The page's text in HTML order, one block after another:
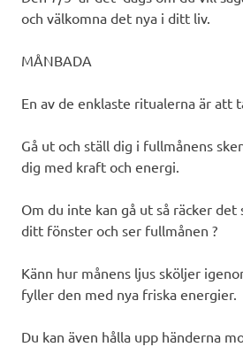
och välkomna det nya i ditt liv.
MÅNBADA
En av de enklaste ritualerna är att
Gå ut och ställ dig i fullmånens
dig med kraft och energi.
Om du inte kan gå ut så räcker
ditt fönster och ser fullmånen ?
Känn hur månens ljus sköljer
fyller den med nya friska energier.
Du kan även hålla upp händerna